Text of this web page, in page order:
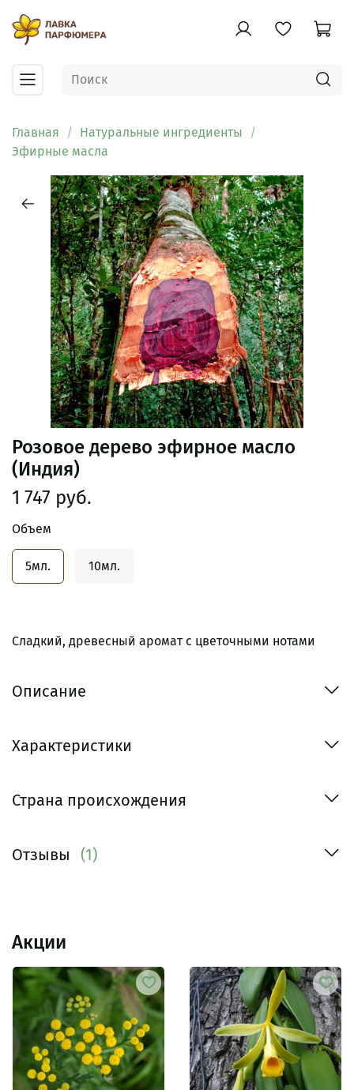
Главная
Натуральные ингредиенты
Эфирные масла
Розовое дерево эфирное масло
(Индия)
1 747 руб.
Объем
5мл. 10мл.
Сладкий, древесный аромат с цветочными нотами
Описание
Характеристики
Страна происхождения
Отзывы (1)
Акции